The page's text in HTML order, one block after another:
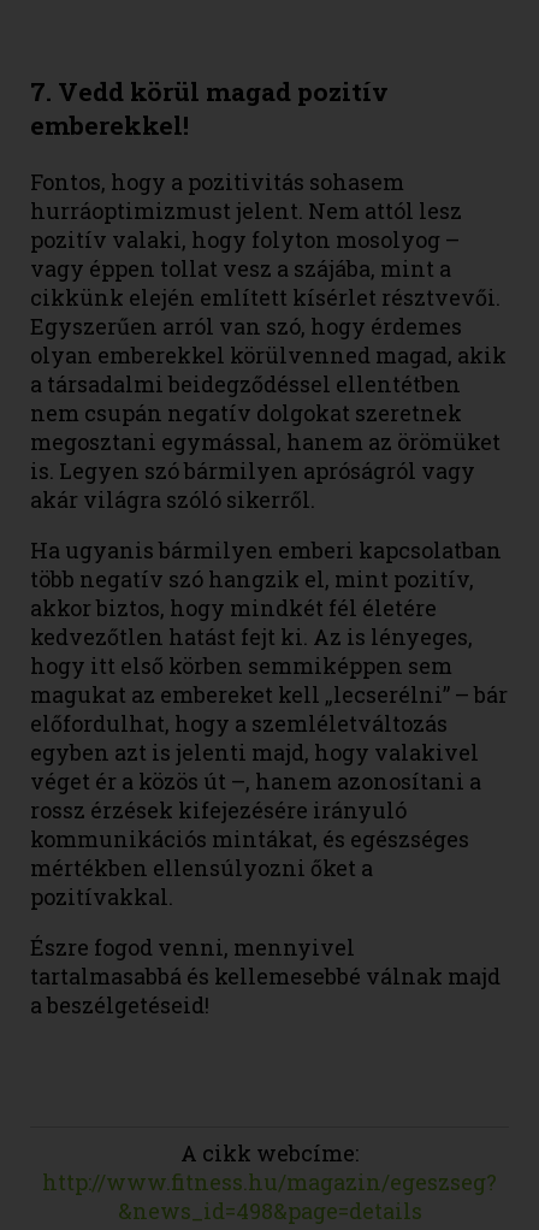
7. Vedd körül magad pozitív
emberekkel!
Fontos, hogy a pozitivitás sohasem
hurráoptimizmust jelent. Nem attól lesz
pozitív valaki, hogy folyton mosolyog –
vagy éppen tollat vesz a szájába, mint a
cikkünk elején említett kísérlet résztvevői.
Egyszerűen arról van szó, hogy érdemes
olyan emberekkel körülvenned magad, akik
a társadalmi beidegződéssel ellentétben
nem csupán negatív dolgokat szeretnek
megosztani egymással, hanem az örömüket
is. Legyen szó bármilyen apróságról vagy
akár világra szóló sikerről.
Ha ugyanis bármilyen emberi kapcsolatban
több negatív szó hangzik el, mint pozitív,
akkor biztos, hogy mindkét fél életére
kedvezőtlen hatást fejt ki. Az is lényeges,
hogy itt első körben semmiképpen sem
magukat az embereket kell „lecserélni” – bár
előfordulhat, hogy a szemléletváltozás
egyben azt is jelenti majd, hogy valakivel
véget ér a közös út –, hanem azonosítani a
rossz érzések kifejezésére irányuló
kommunikációs mintákat, és egészséges
mértékben ellensúlyozni őket a
pozitívakkal.
Észre fogod venni, mennyivel
tartalmasabbá és kellemesebbé válnak majd
a beszélgetéseid!
A cikk webcíme:
http://www.fitness.hu/magazin/egeszseg?
&news_id=498&page=details